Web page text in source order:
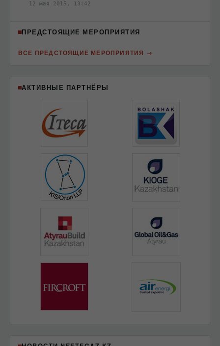
12 мая 2015, 13:42
ПРЕДСТОЯЩИЕ МЕРОПРИЯТИЯ
ВСЕ ПРЕДСТОЯЩИЕ МЕРОПРИЯТИЯ
АКТИВНЫЕ ПАРТНЁРЫ